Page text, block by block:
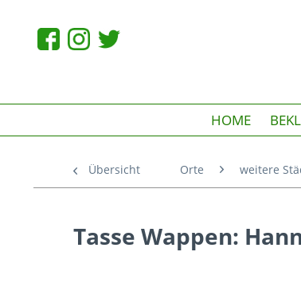
HOME
Übersicht Orte weitere
Tasse Wappen: